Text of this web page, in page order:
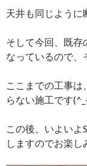
天井も同じように
そして今回、既
なっているので、
ここまでの工事
らない施工です
この後、いよい
しますのでお楽